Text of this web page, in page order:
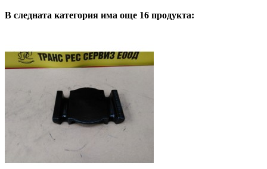
В следната категория има още 16 продукта: